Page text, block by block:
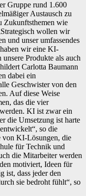
Gruppe rund 1.600
Austausch zu
Zukunftsthemen wie
wollen wir
und unser umfassendes
wir eine KI-
Produkte als auch
Carlotta Baumann
dabei ein
Geschwister von den
Auf diese Weise
das die vier
KI ist zwar ein
die Umsetzung ist harte
so die
von KI-Lösungen, die
für Technik und
die Mitarbeiter werden
motiviert, Ideen für
ist, dass jeder den
sie bedroht fühlt“, so